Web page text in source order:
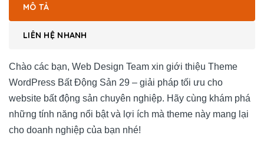
MÔ TẢ
LIÊN HỆ NHANH
Chào các bạn, Web Design Team xin giới thiệu Theme
WordPress Bất Động Sản 29 – giải pháp tối ưu cho
website bất động sản chuyên nghiệp. Hãy cùng khám phá
những tính năng nổi bật và lợi ích mà theme này mang lại
cho doanh nghiệp của bạn nhé!